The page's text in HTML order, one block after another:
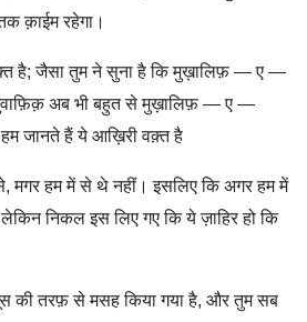
क़ाईम रहेगा।
है; जैसा तुम ने सुना है कि मुख़ालिफ़ — ए —
अब भी बहुत से मुख़ालिफ़ — ए —
जानते हैं ये आख़िरी वक़्त है
मगर हम में से थे नहीं। इसलिए कि अगर हम में
निकल इस लिए गए कि ये ज़ाहिर हो कि
की तरफ़ से मसह किया गया है, और तुम सब